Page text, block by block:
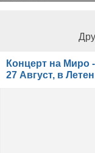
Концерт на Миро
27 Август, в